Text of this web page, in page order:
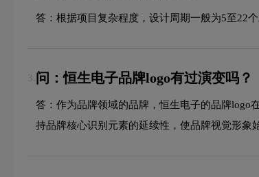
答：根据项目复杂程度，设计周期一般为5至22
3. 问：恒生电子品牌logo有过演变吗？
答：作为品牌领域的品牌，恒生电子的品牌logo
持品牌核心识别元素的延续性，使品牌视觉形象